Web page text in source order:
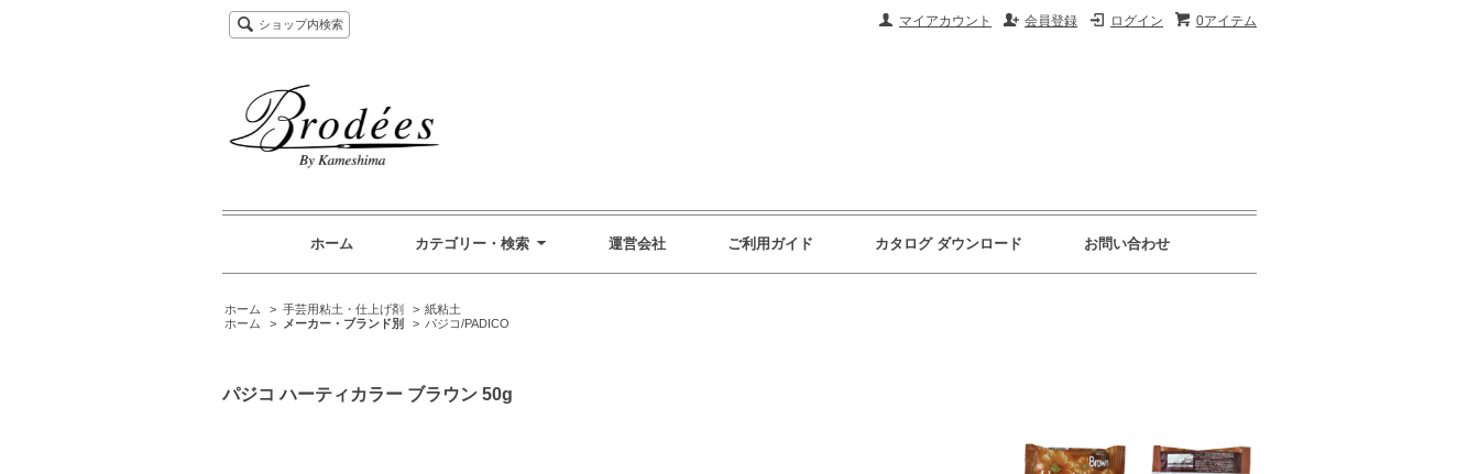
0アイテム
ログイン
会員登録
マイアカウント
ショップ内検索
ホーム カテゴリー・検索 運営会社 ご利用ガイド カタログ ダウンロード お問い合わせ
ホーム > 手芸用粘土・仕上げ剤 > 紙粘土
ホーム
> メーカー・ブランド別 > パジコ/PADICO
パジコ ハーティカラー ブラウン 50g